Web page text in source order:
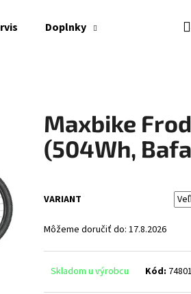
Doplnky
Maxbike
(504Wh,
VARIANT
Môžeme doručiť do: 17.8.2026
Skladom u výrobcu Kód: